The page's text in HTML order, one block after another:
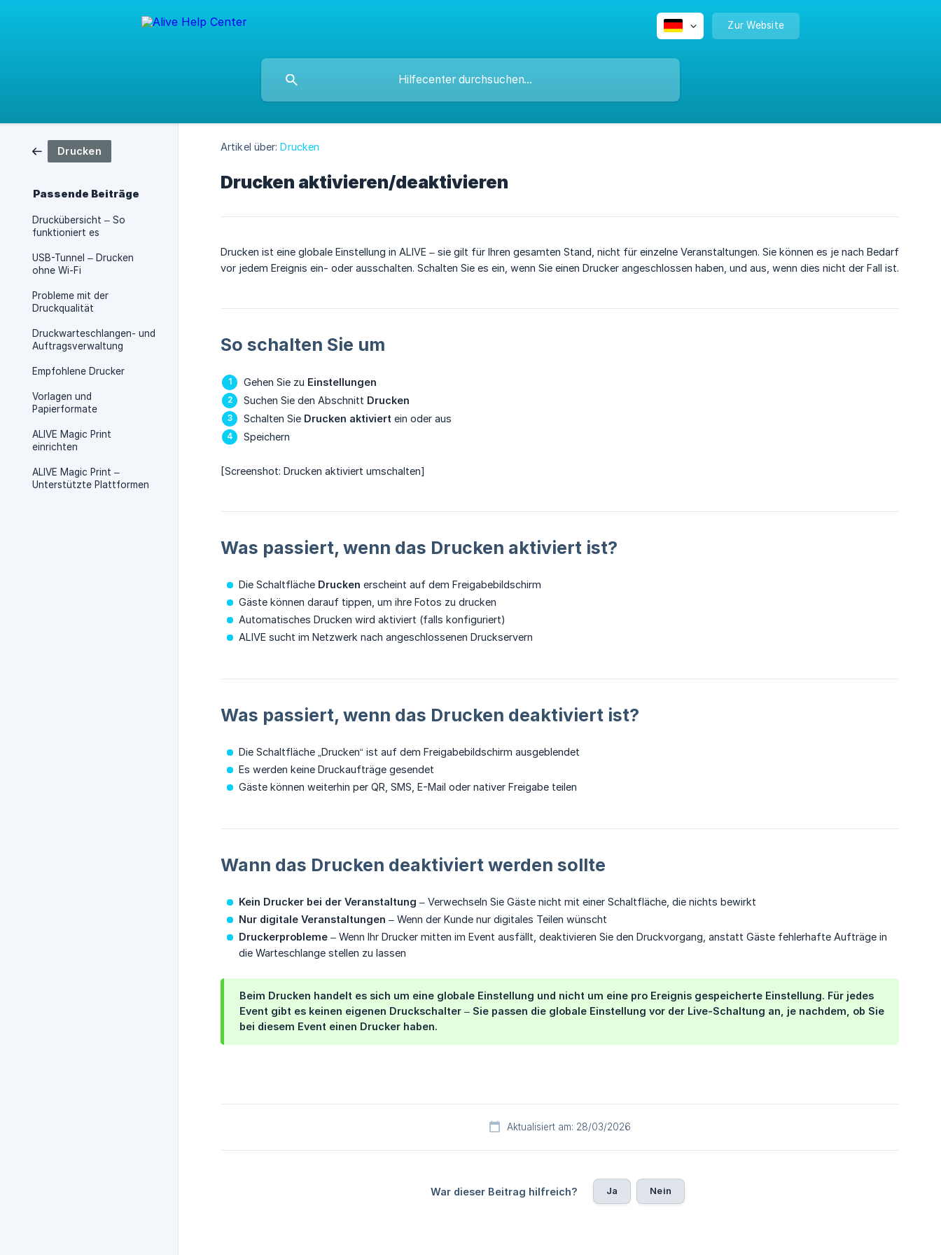
Zur Website
Drucken
Passende Beiträge
Druckübersicht – So
funktioniert es
USB-Tunnel – Drucken
ohne Wi-Fi
Probleme mit der
Druckqualität
Druckwarteschlangen- und
Auftragsverwaltung
Empfohlene Drucker
Vorlagen und
Papierformate
ALIVE Magic Print
einrichten
ALIVE Magic Print –
Unterstützte Plattformen
Artikel über: Drucken
Drucken aktivieren/deaktivieren
Drucken ist eine globale Einstellung in ALIVE – sie gilt für Ihren gesamten Stand, nicht für einzelne Veranstaltungen. Sie können es je nach Bedarf
vor jedem Ereignis ein- oder ausschalten. Schalten Sie es ein, wenn Sie einen Drucker angeschlossen haben, und aus, wenn dies nicht der Fall ist.
So schalten Sie um
Gehen Sie zu Einstellungen
Suchen Sie den Abschnitt Drucken
Schalten Sie Drucken aktiviert ein oder aus
Speichern
[Screenshot: Drucken aktiviert umschalten]
Was passiert, wenn das Drucken aktiviert ist?
Die Schaltfläche Drucken erscheint auf dem Freigabebildschirm
Gäste können darauf tippen, um ihre Fotos zu drucken
Automatisches Drucken wird aktiviert (falls konfiguriert)
ALIVE sucht im Netzwerk nach angeschlossenen Druckservern
Was passiert, wenn das Drucken deaktiviert ist?
Die Schaltfläche „Drucken“ ist auf dem Freigabebildschirm ausgeblendet
Es werden keine Druckaufträge gesendet
Gäste können weiterhin per QR, SMS, E-Mail oder nativer Freigabe teilen
Wann das Drucken deaktiviert werden sollte
Kein Drucker bei der Veranstaltung – Verwechseln Sie Gäste nicht mit einer Schaltfläche, die nichts bewirkt
Nur digitale Veranstaltungen – Wenn der Kunde nur digitales Teilen wünscht
Druckerprobleme – Wenn Ihr Drucker mitten im Event ausfällt, deaktivieren Sie den Druckvorgang, anstatt Gäste fehlerhafte Aufträge in
die Warteschlange stellen zu lassen
Beim Drucken handelt es sich um eine globale Einstellung und nicht um eine pro Ereignis gespeicherte Einstellung. Für jedes
Event gibt es keinen eigenen Druckschalter – Sie passen die globale Einstellung vor der Live-Schaltung an, je nachdem, ob Sie
bei diesem Event einen Drucker haben.
Aktualisiert am: 28/03/2026
War dieser Beitrag hilfreich? Ja Nein